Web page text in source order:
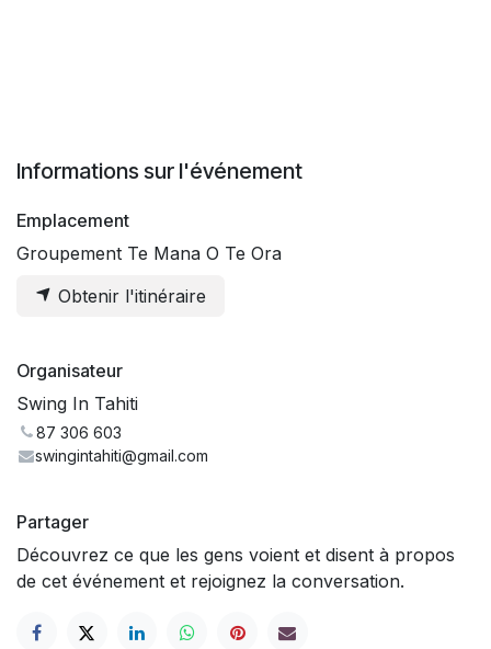
Informations sur l'événement
Emplacement
Groupement Te Mana O Te Ora
Obtenir l'itinéraire
Organisateur
Swing In Tahiti
87 306 603
swingintahiti@gmail.com
Partager
Découvrez ce que les gens voient et disent à propos
de cet événement et rejoignez la conversation.